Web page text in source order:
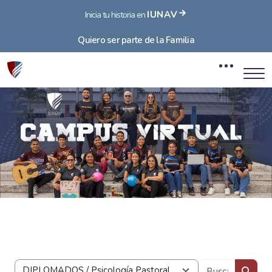
Inicia tu historia en IUNAV
Quiero ser parte de la Familia
Bloques
Bloques